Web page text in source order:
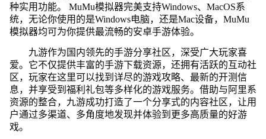
种实用功能。 MuMu模拟器完美支持Windows、MacOS系
统，无论你使用的是Windows电脑，还是Mac设备，MuMu
模拟器均可为你提供最流畅的安卓手游体验。
九游作为国内领先的手游分享社区，深受广大玩家喜
爱。它不仅提供丰富的手游下载资源，还拥有活跃的互动社
区，玩家在这里可以找到详尽的游戏攻略、最新的开测信
息，并享受到福利礼包等多样化的游戏服务。借助与阿里系
资源的整合，九游成功打造了一个分享式的内容社区，让用
户通过多渠道、多角度地发现并体验到更多高质量的好游
戏。